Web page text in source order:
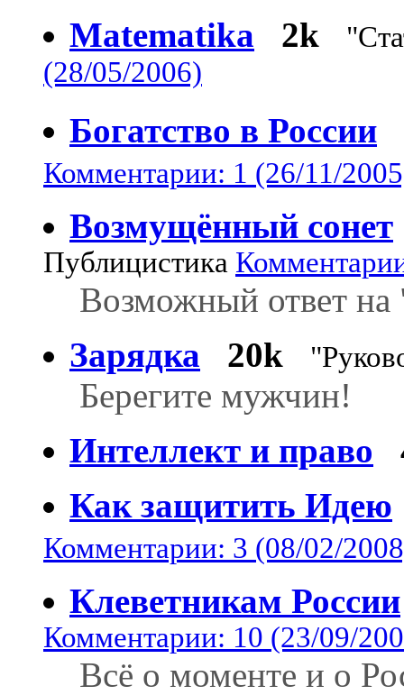
Matematika
2k
(28/05/2006)
Богатство в России
Комментарии: 1 (26/11/
Возмущённый сонет
Публицистика
Возможный ответ
Зарядка
20k
Берегите мужчин!
Интеллект и право
Как защитить Идею
Комментарии: 3 (08/02/
Клеветникам России
Комментарии: 10 (23/09/
Всё о моменте и о